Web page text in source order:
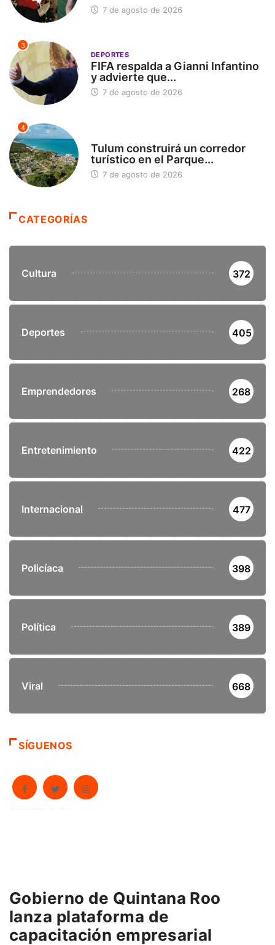
7 de agosto de 2026
3
DEPORTES
FIFA respalda a Gianni Infantino
y advierte que...
7 de agosto de 2026
4
Tulum construirá un corredor
turístico en el Parque...
7 de agosto de 2026
CATEGORÍAS
Cultura 372
Deportes 405
Emprendedores 268
Entretenimiento 422
Internacional 477
Policíaca 398
Política 389
Viral 668
SÍGUENOS
Gobierno de Quintana Roo
lanza plataforma de
capacitación empresarial